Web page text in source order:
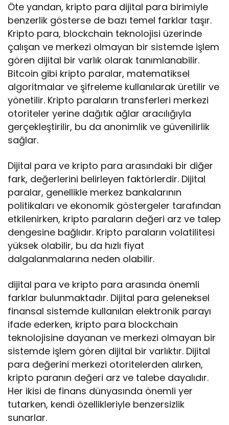
Öte yandan, kripto para dijital para birimiyle
benzerlik gösterse de bazı temel farklar taşır.
Kripto para, blockchain teknolojisi üzerinde
çalışan ve merkezi olmayan bir sistemde işlem
gören dijital bir varlık olarak tanımlanabilir.
Bitcoin gibi kripto paralar, matematiksel
algoritmalar ve şifreleme kullanılarak üretilir ve
yönetilir. Kripto paraların transferleri merkezi
otoriteler yerine dağıtık ağlar aracılığıyla
gerçekleştirilir, bu da anonimlik ve güvenilirlik
sağlar.
Dijital para ve kripto para arasındaki bir diğer
fark, değerlerini belirleyen faktörlerdir. Dijital
paralar, genellikle merkez bankalarının
politikaları ve ekonomik göstergeler tarafından
etkilenirken, kripto paraların değeri arz ve talep
dengesine bağlıdır. Kripto paraların volatilitesi
yüksek olabilir, bu da hızlı fiyat
dalgalanmalarına neden olabilir.
dijital para ve kripto para arasında önemli
farklar bulunmaktadır. Dijital para geleneksel
finansal sistemde kullanılan elektronik parayı
ifade ederken, kripto para blockchain
teknolojisine dayanan ve merkezi olmayan bir
sistemde işlem gören dijital bir varlıktır. Dijital
para değerini merkezi otoritelerden alırken,
kripto paranın değeri arz ve talebe dayalıdır.
Her ikisi de finans dünyasında önemli yer
tutarken, kendi özellikleriyle benzersizlik
sunarlar.